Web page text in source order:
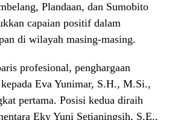
Plandaan, dan Sumobito
capaian positif dalam
di wilayah masing-masing.
profesional, penghargaan
Eva Yunimar, S.H., M.Si.,
pertama. Posisi kedua diraih
Eky Yuni Setianingsih, S.E.,